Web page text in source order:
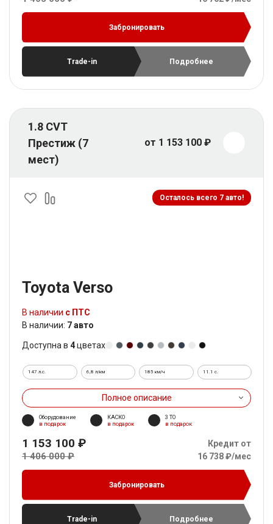
Забронировать
Trade-in Подробнее
1.8 CVT
Престиж (7
мест)
от 1 153 100 ₽
Осталось всего 7 авто!
Toyota Verso
В наличии с ПТС
В наличии: 7 авто
Доступна в 4цветах
147 л.с. 6,8 л/км 185 км/ч 11.1 c.
Полное описание
Оборудование
в подарок
КАСКО
в подарок
3 ТО
в подарок
1 153 100 ₽
1 406 000 ₽
Кредит от
16 738 ₽/мес
Забронировать
Trade-in Подробнее